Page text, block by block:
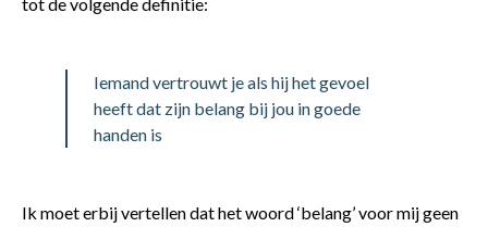
Iemand vertrouwt je als hij het gevoel
heeft dat zijn belang bij jou in goede
handen is
Ik moet erbij vertellen dat het woord ‘belang’ voor mij geen